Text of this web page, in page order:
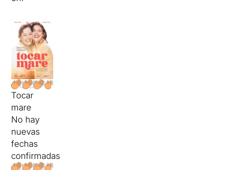
Tocar
mare
No hay
nuevas
fechas
confirmadas